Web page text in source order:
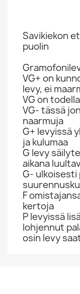
Savikiekon
puolin
VG+ on
levy, ei
VG on
VG- tässä
naarmuja
G+ levyissä
ja kulumaa
G levy
aikana
G- ulkoisesti
F
kertoja
P levyissä
lohjennut
osin levy